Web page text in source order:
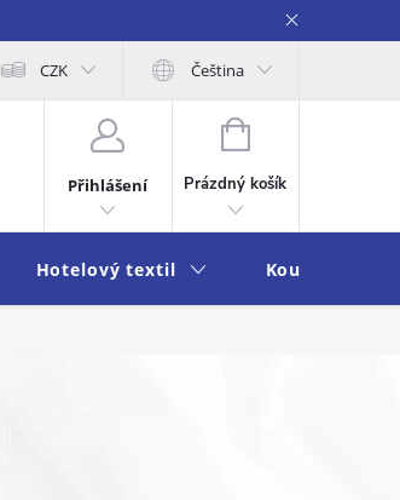
Moje objednávka
CZK Čeština
Přihlášení
NÁKUPNÍ
KOŠÍK
Prázdný košík
Hotelový textil Koupelna a